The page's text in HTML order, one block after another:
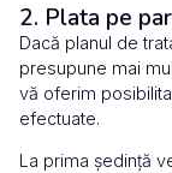
2. Plata pe
Dacă planul de
presupune mai
vă oferim
efectuate.
La prima ședință